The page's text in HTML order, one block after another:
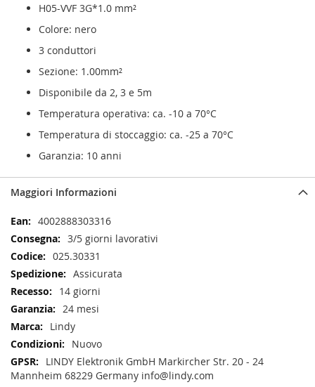
H05-VVF 3G*1.0 mm²
Colore: nero
3 conduttori
Sezione: 1.00mm²
Disponibile da 2, 3 e 5m
Temperatura operativa: ca. -10 a 70°C
Temperatura di stoccaggio: ca. -25 a 70°C
Garanzia: 10 anni
Maggiori Informazioni
Maggiori
Informazioni
4002888303316
3/5 giorni lavorativi
025.30331
Assicurata
14 giorni
24 mesi
Lindy
Nuovo
LINDY Elektronik GmbH Markircher Str. 20 - 24
Mannheim 68229 Germany info@lindy.com